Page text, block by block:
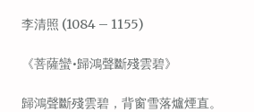
李清照 (1084 – 1155)
《菩薩蠻•歸鴻聲斷殘雲碧》
歸鴻聲斷殘雲碧，背窗雪落爐煙直。